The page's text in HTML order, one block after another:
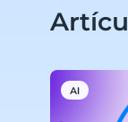
AI